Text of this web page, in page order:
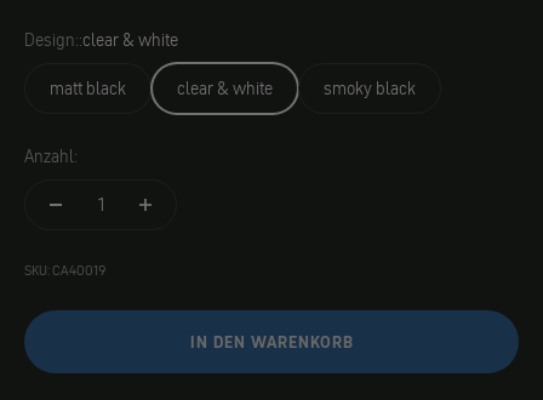
Design::clear & white
matt black
clear & white smoky black
Anzahl:
SKU: CA40019
IN DEN WARENKORB